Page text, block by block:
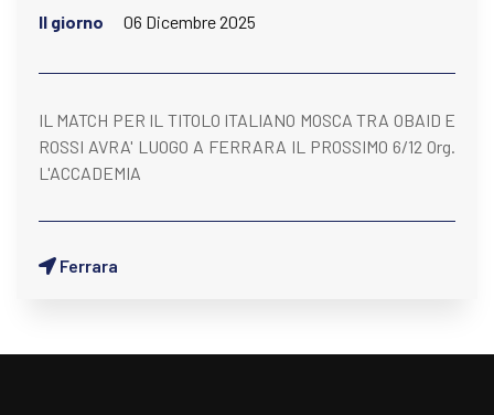
Il giorno 06 Dicembre 2025
IL MATCH PER IL TITOLO ITALIANO MOSCA TRA OBAID E
ROSSI AVRA' LUOGO A FERRARA IL PROSSIMO 6/12 Org.
L'ACCADEMIA
Ferrara